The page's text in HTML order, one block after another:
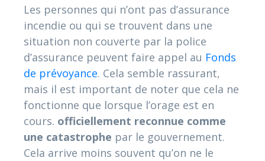
Les personnes qui n’ont pas d’assurance
incendie ou qui se trouvent dans une
situation non couverte par la police
d’assurance peuvent faire appel au Fonds
de prévoyance. Cela semble rassurant,
mais il est important de noter que cela ne
fonctionne que lorsque l’orage est en
cours. officiellement reconnue comme
une catastrophe par le gouvernement.
Cela arrive moins souvent qu’on ne le